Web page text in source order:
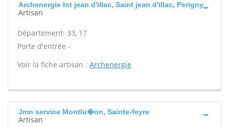
Archenergie Int jean d'illac, Saint jean d'illac, Perigny
Artisan
Département: 33, 17
Porte d'entrée -
Voir la fiche artisan : Archenergie
Jmn service Montlu�on, Sainte-feyre
Artisan